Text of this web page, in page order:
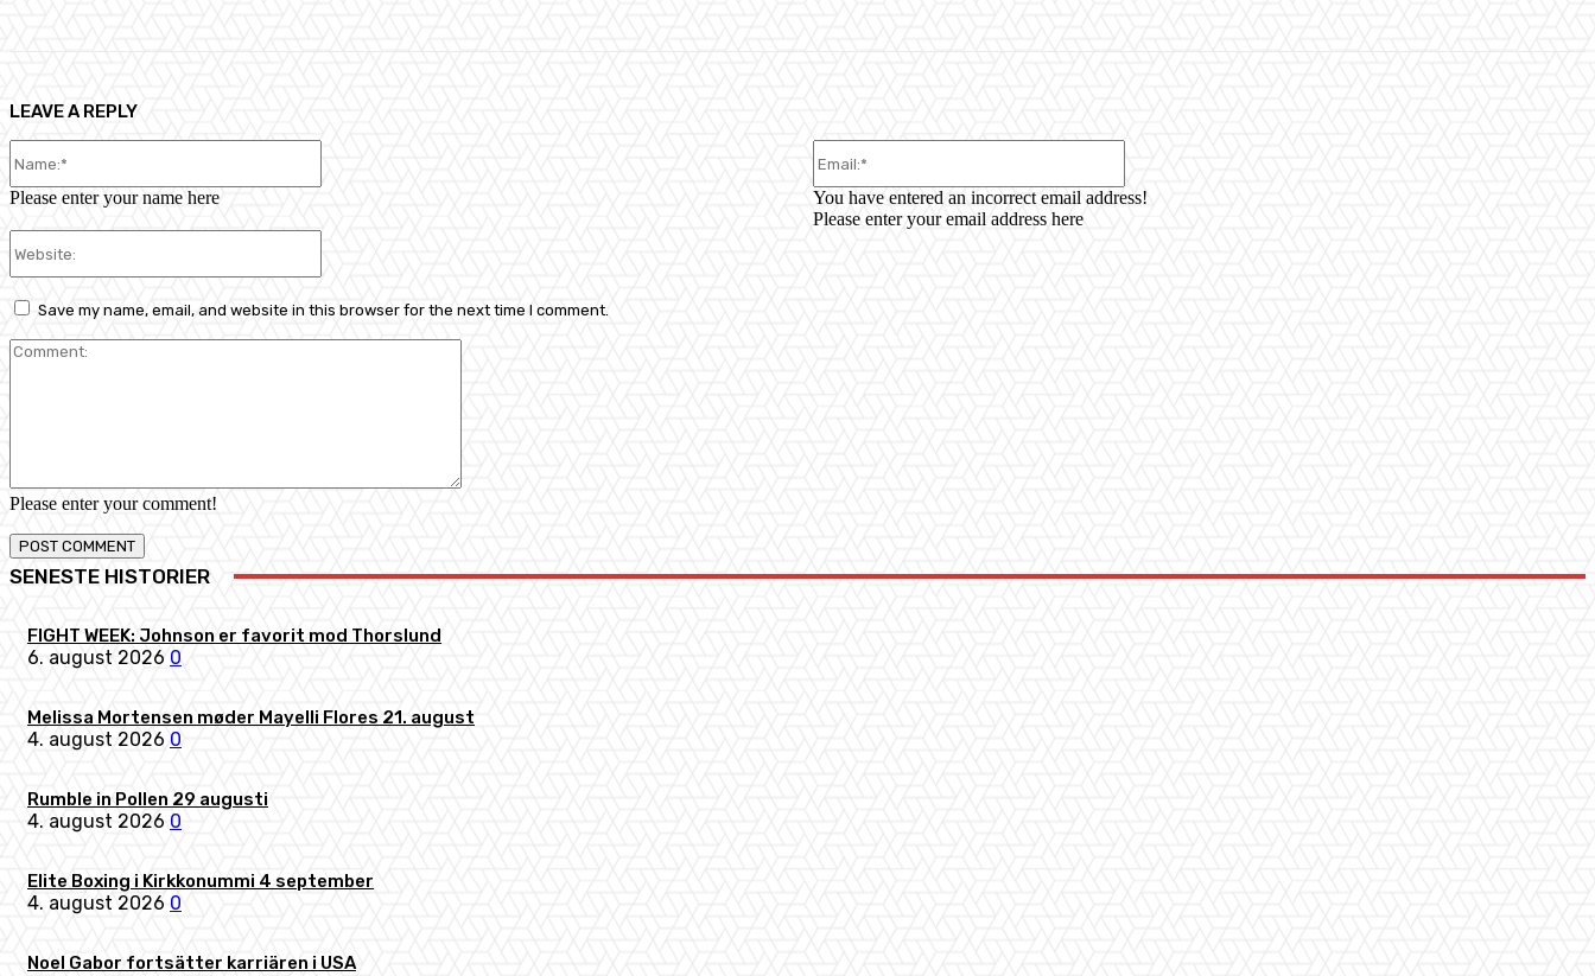
LEAVE A REPLY
Please enter your comment!
Please enter your name here
You have entered an incorrect email address!
Please enter your email address here
Save my name, email, and website in this browser for the next time I comment.
SENESTE HISTORIER
FIGHT WEEK: Johnson er favorit mod Thorslund
6. august 2026 0
Melissa Mortensen møder Mayelli Flores 21. august
4. august 2026 0
Rumble in Pollen 29 augusti
4. august 2026 0
Elite Boxing i Kirkkonummi 4 september
4. august 2026 0
Noel Gabor fortsätter karriären i USA